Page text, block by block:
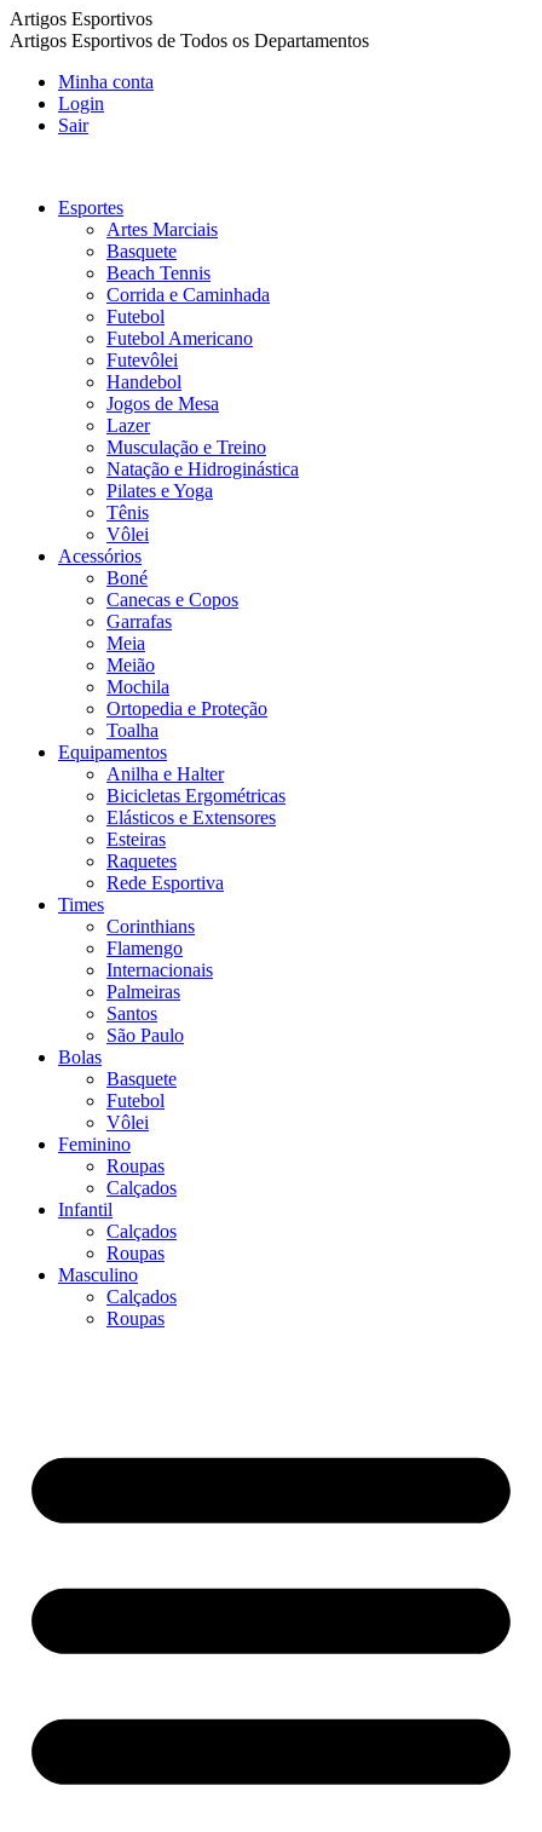
Artigos Esportivos
Artigos Esportivos de Todos os Departamentos
Minha conta
Login
Sair
Esportes
Artes Marciais
Basquete
Beach Tennis
Corrida e Caminhada
Futebol
Futebol Americano
Futevôlei
Handebol
Jogos de Mesa
Lazer
Musculação e Treino
Natação e Hidroginástica
Pilates e Yoga
Tênis
Vôlei
Acessórios
Boné
Canecas e Copos
Garrafas
Meia
Meião
Mochila
Ortopedia e Proteção
Toalha
Equipamentos
Anilha e Halter
Bicicletas Ergométricas
Elásticos e Extensores
Esteiras
Raquetes
Rede Esportiva
Times
Corinthians
Flamengo
Internacionais
Palmeiras
Santos
São Paulo
Bolas
Basquete
Futebol
Vôlei
Feminino
Roupas
Calçados
Infantil
Calçados
Roupas
Masculino
Calçados
Roupas